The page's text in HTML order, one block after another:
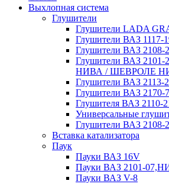
Выхлопная система
Глушители
Глушители LADA
Глушители ВАЗ 1117-
Глушители ВАЗ 2108-
Глушители ВАЗ 2101-
НИВА / ШЕВРОЛЕ
Глушители ВАЗ 2113-
Глушители ВАЗ 2170-
Глушителя ВАЗ 2110-
Универсальные
Глушители ВАЗ 2108-
Вставка катализатора
Паук
Пауки ВАЗ 16V
Пауки ВАЗ 2101-
Пауки ВАЗ V-8